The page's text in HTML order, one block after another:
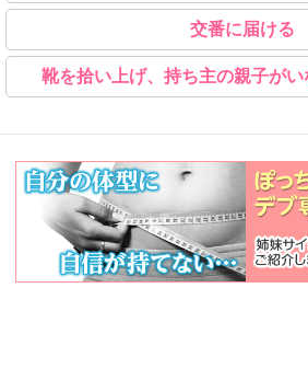
交番に届ける
靴を拾い上げ、持ち主の親子が